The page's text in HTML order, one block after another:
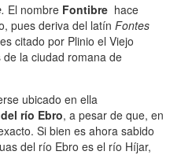
El nombre Fontibre hace
pues deriva del latín Fontes
citado por Plinio el Viejo
la ciudad romana de
ubicado en ella
río Ebro, a pesar de que, en
Si bien es ahora sabido
del río Ebro es el río Híjar,